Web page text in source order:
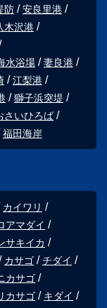
防
安良里港
木沢港
水浴場
妻良港
江梨港
獅子浜突堤
さいひろば
福田海岸
カイワリ
アマダイ
サキイカ
カサゴ
チダイ
カサゴ
カサゴ
キダイ